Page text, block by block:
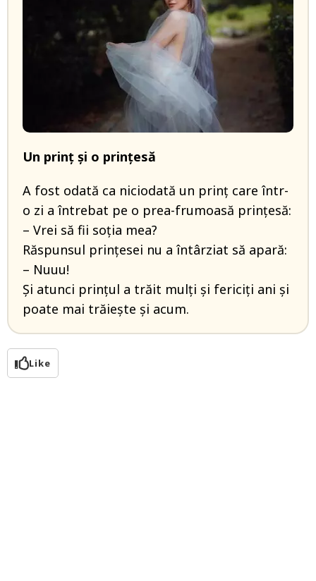
Un prinț și o prințesă
A fost odată ca niciodată un prinț care într-
o zi a întrebat pe o prea-frumoasă prințesă:
– Vrei să fii soția mea?
Răspunsul prințesei nu a întârziat să apară:
– Nuuu!
Și atunci prințul a trăit mulți și fericiți ani și
poate mai trăiește și acum.
Like